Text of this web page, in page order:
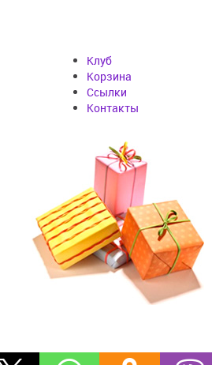
Клуб
Корзина
Cсылки
Контакты